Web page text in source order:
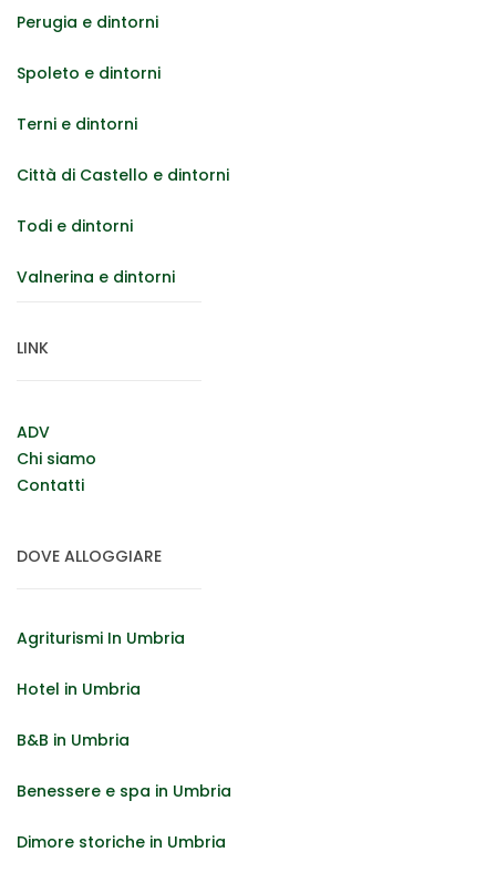
Perugia e dintorni
Spoleto e dintorni
Terni e dintorni
Città di Castello e dintorni
Todi e dintorni
Valnerina e dintorni
LINK
ADV
Chi siamo
Contatti
DOVE ALLOGGIARE
Agriturismi In Umbria
Hotel in Umbria
B&B in Umbria
Benessere e spa in Umbria
Dimore storiche in Umbria